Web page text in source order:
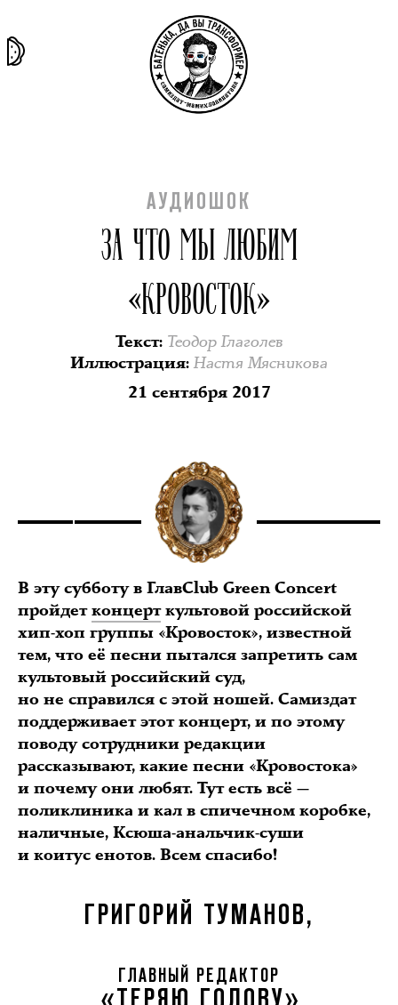
АУДИОШОК
ЗА ЧТО МЫ ЛЮБИМ
«КРОВОСТОК»
Текст: Теодор Глаголев
Иллюстрация: Настя Мясникова
21 сентября 2017
В эту субботу в ГлавClub Green Concert
пройдетконцерткультовой российской
хип-хоп группы «Кровосток», известной
тем, что её песни пытался запретить сам
культовый российский суд,
но не справился с этой ношей. Самиздат
поддерживает этот концерт, и по этому
поводу сотрудники редакции
рассказывают, какие песни «Кровостока»
и почему они любят. Тут есть всё —
поликлиника и кал в спичечном коробке,
наличные, Ксюша-анальчик-суши
и коитус енотов. Всем спасибо!
ГРИГОРИЙ ТУМАНОВ,
ГЛАВНЫЙ РЕДАКТОР